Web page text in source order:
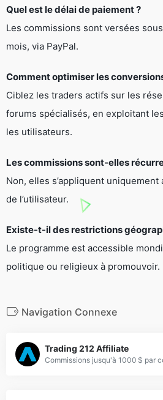
Quel est le délai de paiement ?
Les commissions sont versées
mois, via PayPal.
Comment optimiser les
Ciblez les traders actifs sur les
forums spécialisés, en exploitant
les utilisateurs.
Les commissions sont-elles
Non, elles s’appliquent
de l’utilisateur.
Existe-t-il des restrictions
Le programme est accessible
politique ou religieux à promouvoir.
Navigation Connexe
Trading 212 Affiliate